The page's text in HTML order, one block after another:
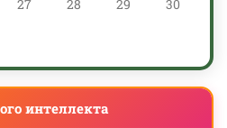
27 28 29
30
интеллекта